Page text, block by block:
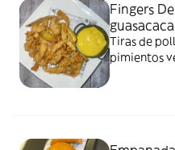
Fingers
Tiras de
pimientos